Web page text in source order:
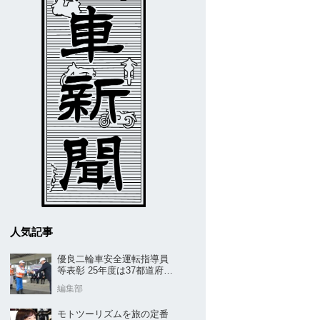
人気記事
優良二輪車安全運転指導員
等表彰 25年度は37都道府県
編集部
モトツーリズムを旅の定番